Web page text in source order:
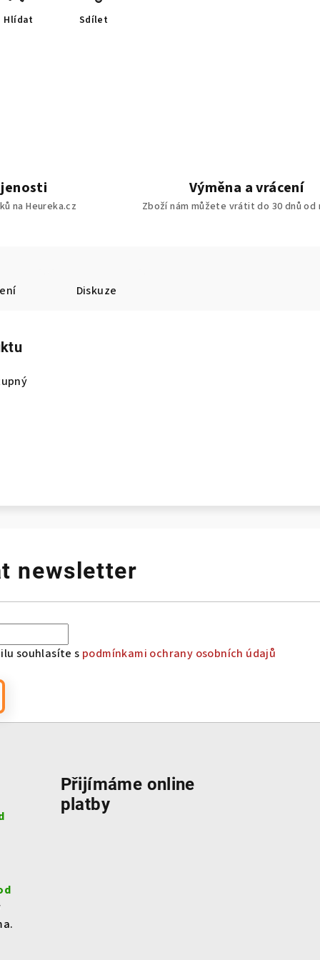
Hlídat Sdílet
na Heureka.cz
Výměna a vrácení
Zboží nám můžete vrátit do 30 dnů od
Diskuze
newsletter
souhlasíte s podmínkami ochrany osobních údajů
Přijímáme online
platby